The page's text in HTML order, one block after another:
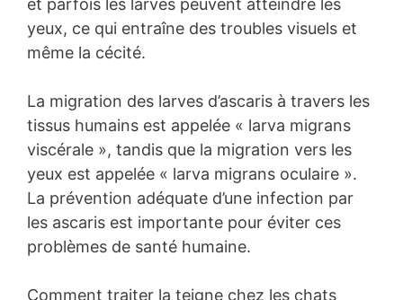
et parfois les larves peuvent atteindre les
yeux, ce qui entraîne des troubles visuels et
même la cécité.
La migration des larves d’ascaris à travers les
tissus humains est appelée « larva migrans
viscérale », tandis que la migration vers les
yeux est appelée « larva migrans oculaire ».
La prévention adéquate d’une infection par
les ascaris est importante pour éviter ces
problèmes de santé humaine.
Comment traiter la teigne chez les chats